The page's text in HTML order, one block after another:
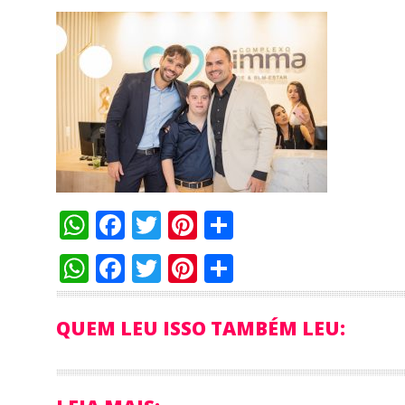
WhatsApp
Facebook
TwitterPinterest
WhatsApp
Facebook
TwitterPinterest
QUEM LEU ISSO TAMBÉM LEU: